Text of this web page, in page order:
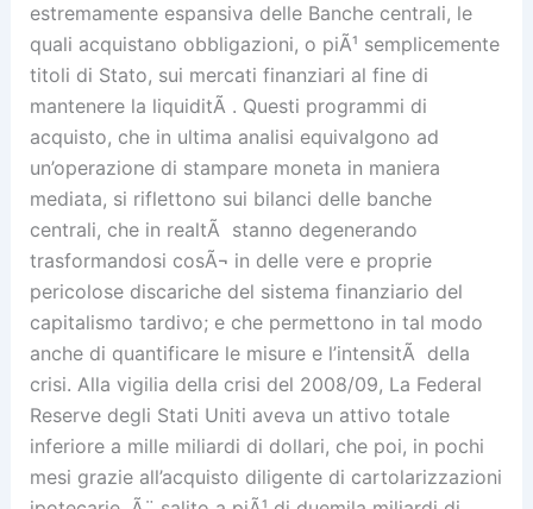
estremamente espansiva delle Banche centrali, le
quali acquistano obbligazioni, o piÃ¹ semplicemente
titoli di Stato, sui mercati finanziari al fine di
mantenere la liquiditÃ . Questi programmi di
acquisto, che in ultima analisi equivalgono ad
un’operazione di stampare moneta in maniera
mediata, si riflettono sui bilanci delle banche
centrali, che in realtÃ stanno degenerando
trasformandosi cosÃ¬ in delle vere e proprie
pericolose discariche del sistema finanziario del
capitalismo tardivo; e che permettono in tal modo
anche di quantificare le misure e l’intensitÃ della
crisi. Alla vigilia della crisi del 2008/09, La Federal
Reserve degli Stati Uniti aveva un attivo totale
inferiore a mille miliardi di dollari, che poi, in pochi
mesi grazie all’acquisto diligente di cartolarizzazioni